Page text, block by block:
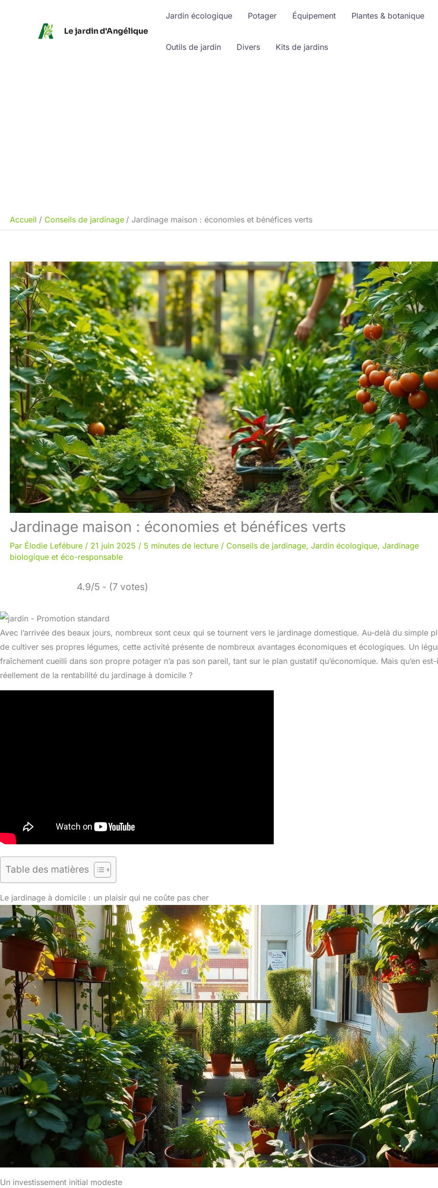
Le jardin d'Angélique
Jardin écologique Potager Équipement Plantes & botanique
Outils de jardin Divers Kits de jardins
Accueil Conseils de jardinage Jardinage maison : économies et bénéfices verts
Jardinage maison : économies et bénéfices verts
Par Élodie Lefébure / 21 juin 2025 / 5 minutes de lecture / Conseils de jardinage, Jardin écologique, Jardinage
biologique et éco-responsable
4.9/5 - (7 votes)
Avec l’arrivée des beaux jours, nombreux sont ceux qui se tournent vers le jardinage domestique. Au-delà du simple
de cultiver ses propres légumes, cette activité présente de nombreux avantages économiques et écologiques. Un
fraîchement cueilli dans son propre potager n’a pas son pareil, tant sur le plan gustatif qu’économique. Mais qu’en est-
réellement de la rentabilité du jardinage à domicile ?
Table des matières
Le jardinage à domicile : un plaisir qui ne coûte pas cher
Un investissement initial modeste